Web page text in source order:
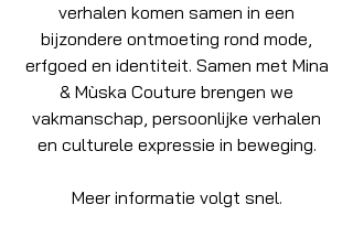
verhalen komen samen in een
bijzondere ontmoeting rond mode,
erfgoed en identiteit. Samen met Mina
& Mùska Couture brengen we
vakmanschap, persoonlijke verhalen
en culturele expressie in beweging.
Meer informatie volgt snel.